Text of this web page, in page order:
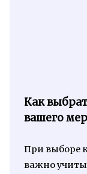
Как
вашего
При выборе
важно